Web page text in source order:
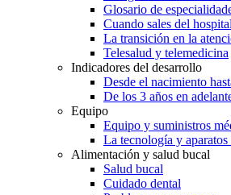
Glosario de
Cuando sales del
La transición en la
Telesalud y telemedicina
Indicadores del desarrollo
Desde el nacimiento
De los 3 años en
Equipo
Equipo y suministros
La tecnología y aparatos
Alimentación y salud bucal
Salud bucal
Cuidado dental